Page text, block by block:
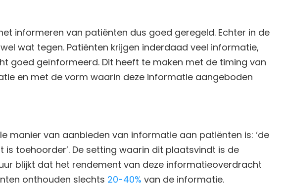
informeren van patiënten dus goed geregeld. Echter in de
wat tegen. Patiënten krijgen inderdaad veel informatie,
goed geïnformeerd. Dit heeft te maken met de timing van
en met de vorm waarin deze informatie aangeboden
manier van aanbieden van informatie aan patiënten is: ‘de
toehoorder’. De setting waarin dit plaatsvindt is de
blijkt dat het rendement van deze informatieoverdracht
onthouden slechts 20-40% van de informatie.